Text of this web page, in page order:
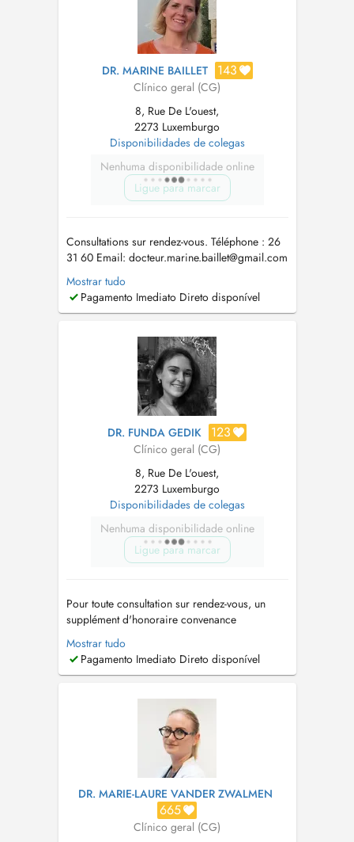
DR. MARINE BAILLET 143
Clínico geral (CG)
8, Rue De L'ouest,
2273 Luxemburgo
Disponibilidades de colegas
Nenhuma disponibilidade online
Ligue para marcar
Consultations sur rendez-vous. Téléphone : 26
31 60 Email: docteur.marine.baillet@gmail.com
Je remplace actuellement le Dr GEDIK les
mardis, mercredis et vendredis. Pour toute
consultation sur RDV, un supplément
euros sera appliqué. Tout rdv non resp...
Mostrar tudo
Pagamento Imediato Direto disponível
DR. FUNDA GEDIK 123
Clínico geral (CG)
8, Rue De L'ouest,
2273 Luxemburgo
Disponibilidades de colegas
Nenhuma disponibilidade online
Ligue para marcar
Pour toute consultation sur rendez-vous, un
supplément d'honoraire convenance
personnelle sera appliqué. Tout rendez-vous
non respecté sans raison valable ou non annulé
au moins 4 heures à l'avance sera facturé au
résultat, merci de prendre un rendez-vous ...
Mostrar tudo
Pagamento Imediato Direto disponível
DR. MARIE-LAURE VANDER ZWALMEN
665
Clínico geral (CG)